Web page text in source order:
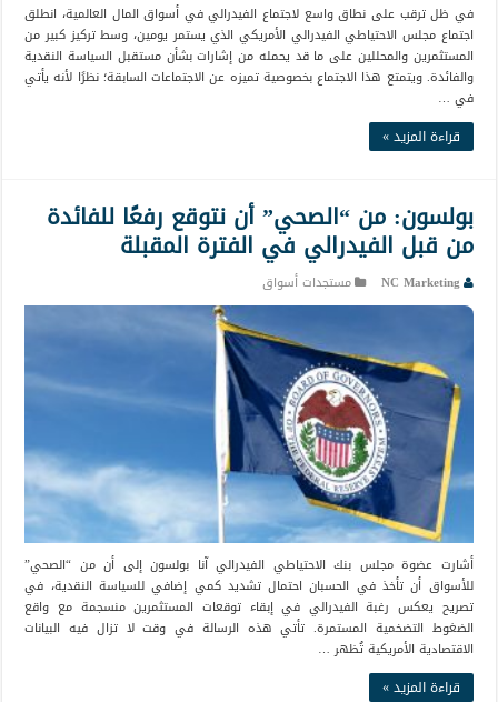
في ظل ترقب على نطاق واسع لاجتماع الفيدرالي في أسواق المال العالمية، انطلق
اجتماع مجلس الاحتياطي الفيدرالي الأمريكي الذي يستمر يومين، وسط تركيز كبير من
المستثمرين والمحللين على ما قد يحمله من إشارات بشأن مستقبل السياسة النقدية
والفائدة. ويتمتع هذا الاجتماع بخصوصية تميزه عن الاجتماعات السابقة؛ نظرًا لأنه يأتي
في …
قراءة المزيد »
بولسون: من “الصحي” أن نتوقع رفعًا للفائدة
من قبل الفيدرالي في الفترة المقبلة
NC Marketing مستجدات أسواق
أشارت عضوة مجلس بنك الاحتياطي الفيدرالي آنا بولسون إلى أن من “الصحي”
للأسواق أن تأخذ في الحسبان احتمال تشديد كمي إضافي للسياسة النقدية، في
تصريح يعكس رغبة الفيدرالي في إبقاء توقعات المستثمرين منسجمة مع واقع
الضغوط التضخمية المستمرة. تأتي هذه الرسالة في وقت لا تزال فيه البيانات
الاقتصادية الأمريكية تُظهر …
قراءة المزيد »